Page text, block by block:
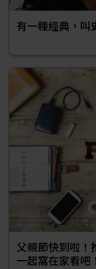
有一種經典，叫
父親節快到啦！
一起窩在家看吧！